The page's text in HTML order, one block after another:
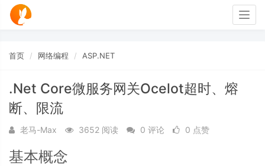
首页 网络编程 ASP.NET
.Net Core微服务网关Ocelot超时、熔
断、限流
老马-Max 3652 阅读 0 评论 0 点赞
基本概念